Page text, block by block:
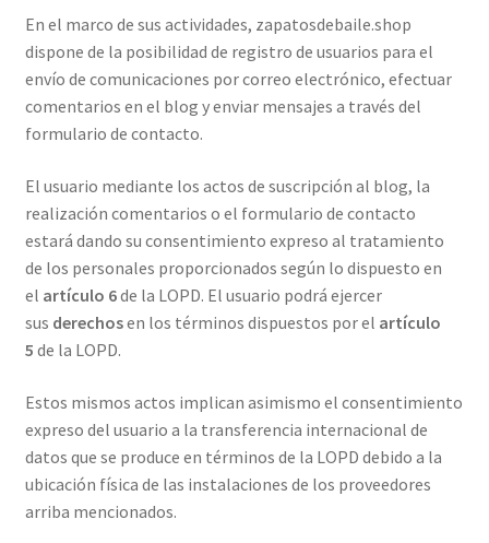
En el marco de sus actividades, zapatosdebaile.shop
dispone de la posibilidad de registro de usuarios para el
envío de comunicaciones por correo electrónico, efectuar
comentarios en el blog y enviar mensajes a través del
formulario de contacto.
El usuario mediante los actos de suscripción al blog, la
realización comentarios o el formulario de contacto
estará dando su consentimiento expreso al tratamiento
de los personales proporcionados según lo dispuesto en
el artículo 6de la LOPD. El usuario podrá ejercer
sus derechosen los términos dispuestos por el artículo
5 de la LOPD.
Estos mismos actos implican asimismo el consentimiento
expreso del usuario a la transferencia internacional de
datos que se produce en términos de la LOPD debido a la
ubicación física de las instalaciones de los proveedores
arriba mencionados.